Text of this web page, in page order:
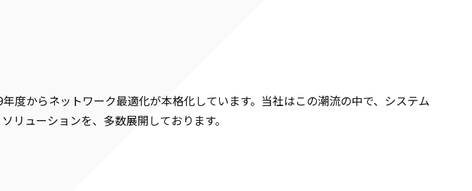
度からネットワーク最適化が本格化しています。当社はこの潮流の中で、システム
リューションを、多数展開しております。